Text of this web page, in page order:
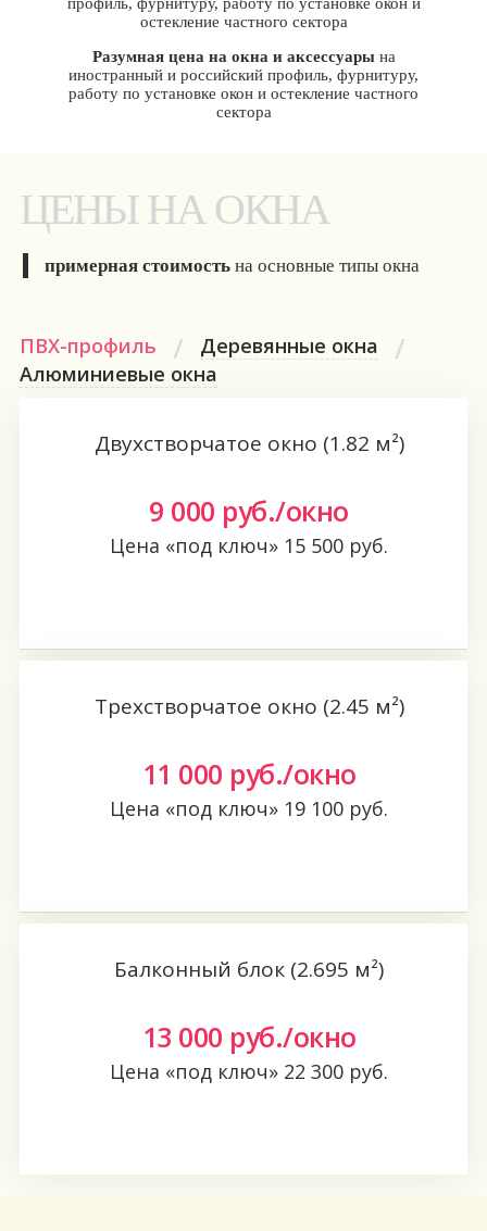
Разумная цена на окна и аксессуарына
иностранный и российский профиль, фурнитуру,
работу по установке окон и остекление частного
сектора
ЦЕНЫ НА ОКНА
примерная стоимостьна основные типы окна
ПВХ-профиль
Деревянные окна
Алюминиевые окна
Двухстворчатое окно (1.82 м²)
9 000 руб./окно
Цена «под ключ» 15 500 руб.
Трехстворчатое окно (2.45 м²)
11 000 руб./окно
Цена «под ключ» 19 100 руб.
Балконный блок (2.695 м²)
13 000 руб./окно
Цена «под ключ» 22 300 руб.